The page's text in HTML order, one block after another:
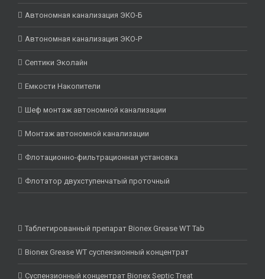
Автономная канализация ЭКО-Б
Автономная канализация ЭКО-Р
Септики Эколайн
Емкости Накопители
Шеф монтаж автономной канализации
Монтаж автономной канализации
Флотационно-фильтрационная установка
Флотатор двухступенчатый проточный
Таблетированный препарат Bionex Grease WT Tab
Bionex Grease WT суспензионный концентрат
Суспензионный концентрат Bionex Septic Treat